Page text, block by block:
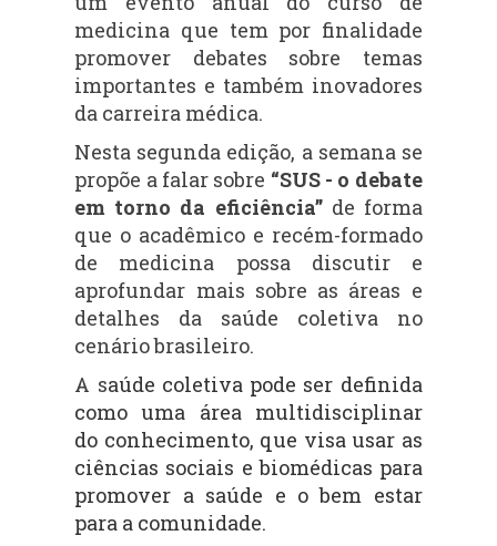
medicina que tem por finalidade
promover debates sobre temas
importantes e também inovadores
da carreira médica.
Nesta segunda edição, a semana se
propõe a falar sobre “SUS - o debate
em torno da eficiência”de forma
que o acadêmico e recém-formado
de medicina possa discutir e
aprofundar mais sobre as áreas e
detalhes da saúde coletiva no
cenário brasileiro.
A saúde coletiva pode ser definida
como uma área multidisciplinar
do conhecimento, que visa usar as
ciências sociais e biomédicas para
promover a saúde e o bem estar
para a comunidade.